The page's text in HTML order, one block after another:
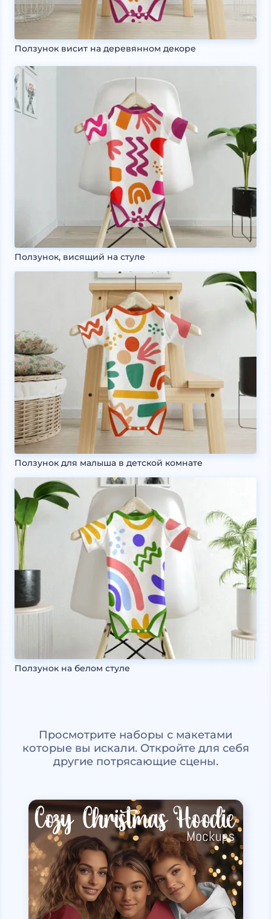
Ползунок висит на деревянном декоре
Ползунок, висящий на стуле
Ползунок для малыша в детской комнате
Ползунок на белом стуле
Просмотрите наборы с макетами
которые вы искали. Откройте для себя
другие потрясающие сцены.